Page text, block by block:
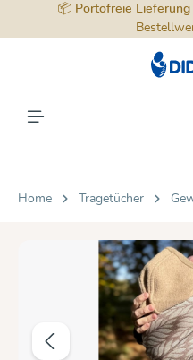
springen
📦 Portofreie Lieferung
Home Tragetücher
Bildergalerie überspringen